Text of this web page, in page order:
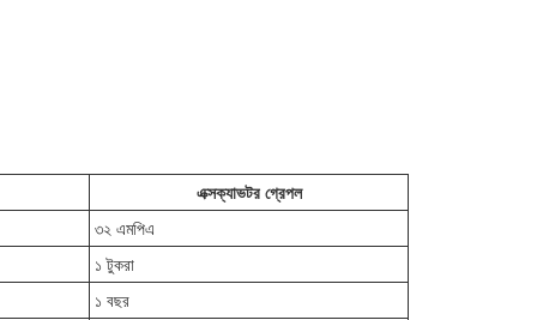
এক্সক্যাভটর গ্রেপল
৩২ এমপিএ
১ টুকরা
১ বছর